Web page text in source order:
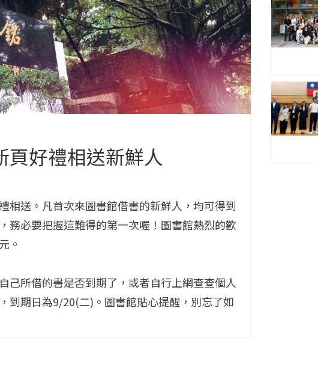
好禮相送新鮮人
相送。凡首次來圖書館借書的新鮮人，均可得到
務必要把握這難得的第一次喔！圖書館熱烈的歡
。
己所借的書是否到期了，或者自行上網查查個人
到期日為9/20(二)。圖書館貼心提醒，別忘了如